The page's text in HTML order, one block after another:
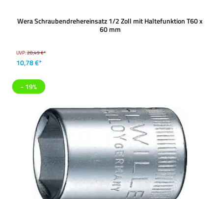
Wera Schraubendrehereinsatz 1/2 Zoll mit Haltefunktion T60 x
60 mm
UVP:20,49 €*
10,78 €*
- 19%